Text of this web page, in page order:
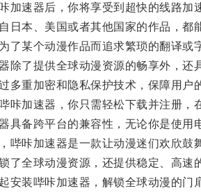
速器后，你将享受到超快的线路加速
本、美国或者其他国家的作品，都
某个动漫作品而追求繁琐的翻译或字
了提供全球动漫资源的畅享外，还具
重加密和隐私保护技术，保障用户的
加速器，你只需轻松下载并注册，
备跨平台的兼容性，无论你是使用
咔加速器是一款让动漫迷们欢欣鼓舞
全球动漫资源，还提供稳定、高速
装哔咔加速器，解锁全球动漫的门